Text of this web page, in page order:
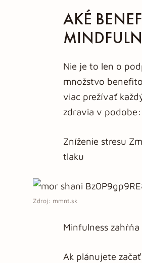
AKÉ
Nie je to len o
množstvo
viac prežívať
zdravia v podobe:
Zníženie stresu
tlaku
Zdroj: mmnt.sk
Minfulness
Ak plánujete